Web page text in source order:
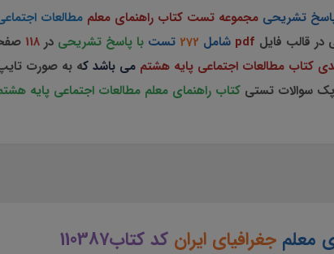
تشریحی مجموعه تست کتاب راهنمای معلم مطالعات
در قالب فایل pdf شامل 272 تست با پاسخ تشریحی در 118
کتاب مطالعات اجتماعی پایه هشتم می باشد که به صورت
سوالات تستی کتاب راهنمای معلم مطالعات اجتماعی پایه هشتم
معلم جغرافیای ایران کد کتاب110387